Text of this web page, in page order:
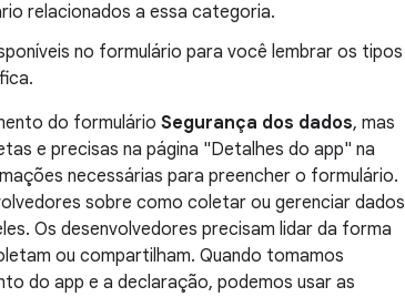
relacionados a essa categoria.
no formulário para você lembrar os tipos
do formulário Segurança dos dados, mas
e precisas na página "Detalhes do app" na
necessárias para preencher o formulário.
sobre como coletar ou gerenciar dados
Os desenvolvedores precisam lidar da forma
ou compartilham. Quando tomamos
do app e a declaração, podemos usar as